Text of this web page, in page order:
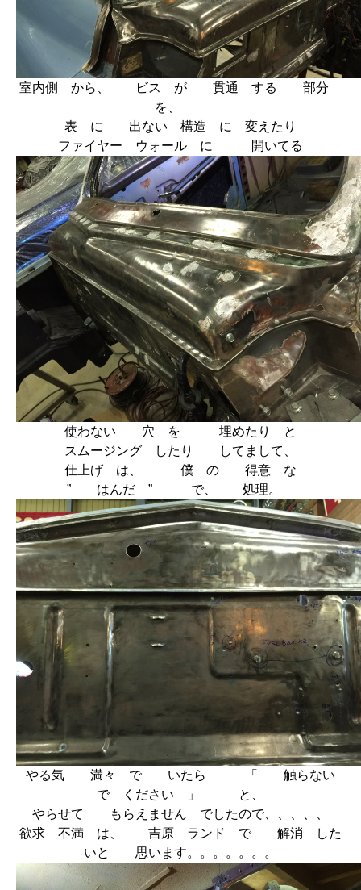
室内側 から、 ビス が 貫通 する 部分
を、
表 に 出ない 構造 に 変えたり
ファイヤー ウォール に 開いてる
使わない 穴 を 埋めたり と
スムージング したり してまして、
仕上げ は、 僕 の 得意 な
” はんだ ” で、 処理。
やる気 満々 で いたら 「 触らない
で ください 」 と、
やらせて もらえません でしたので、、、、、
欲求 不満 は、 吉原 ランド で 解消 した
いと 思います。。。。。。。